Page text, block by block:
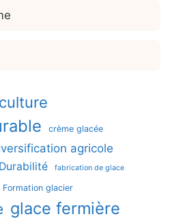
crème glacée
agricole
Durabilité fabrication de glace
Formation glacier
glace fermière